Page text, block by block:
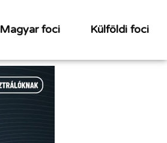
Magyar foci Külföldi foci